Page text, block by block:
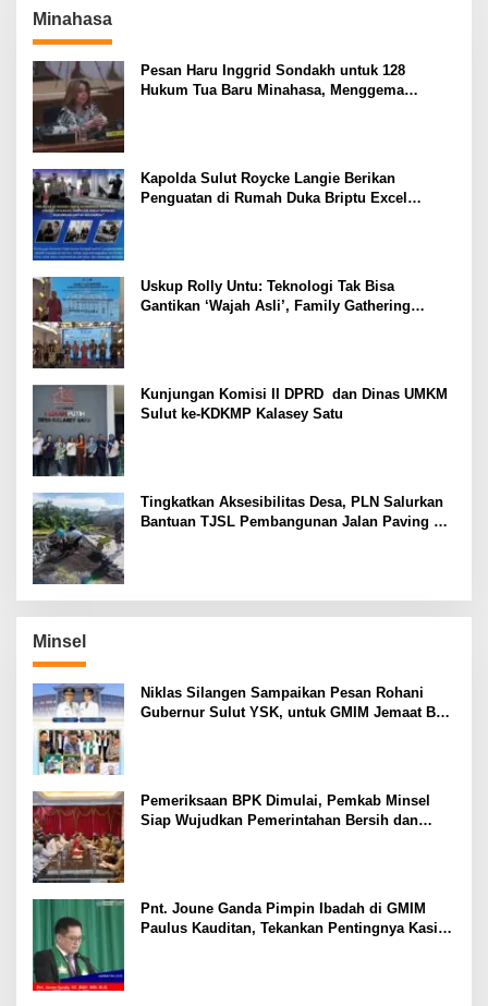
Minahasa
Pesan Haru Inggrid Sondakh untuk 128
Hukum Tua Baru Minahasa, Menggema
Kapolda Sulut Roycke Langie Berikan
Penguatan di Rumah Duka Briptu Excel
Uskup Rolly Untu: Teknologi Tak Bisa
Gantikan ‘Wajah Asli’, Family Gathering
Kunjungan Komisi II DPRD dan Dinas UMKM
Sulut ke-KDKMP Kalasey Satu
Tingkatkan Aksesibilitas Desa, PLN Salurkan
Bantuan TJSL Pembangunan Jalan Paving di
Minsel
Niklas Silangen Sampaikan Pesan Rohani
Gubernur Sulut YSK, untuk GMIM Jemaat Bait
Pemeriksaan BPK Dimulai, Pemkab Minsel
Siap Wujudkan Pemerintahan Bersih dan
Pnt. Joune Ganda Pimpin Ibadah di GMIM
Paulus Kauditan, Tekankan Pentingnya Kasih